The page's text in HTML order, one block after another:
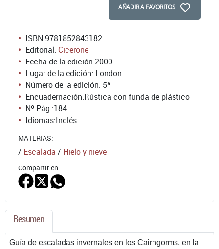
AÑADIR A FAVORITOS
ISBN:9781852843182
Editorial: Cicerone
Fecha de la edición:2000
Lugar de la edición: London.
Número de la edición: 5ª
Encuadernación:Rústica con funda de plástico
Nº Pág.:184
Idiomas:Inglés
MATERIAS:
/ Escalada / Hielo y nieve
Compartir en:
Resumen
Guía de escaladas invernales en los Cairngorms, en la